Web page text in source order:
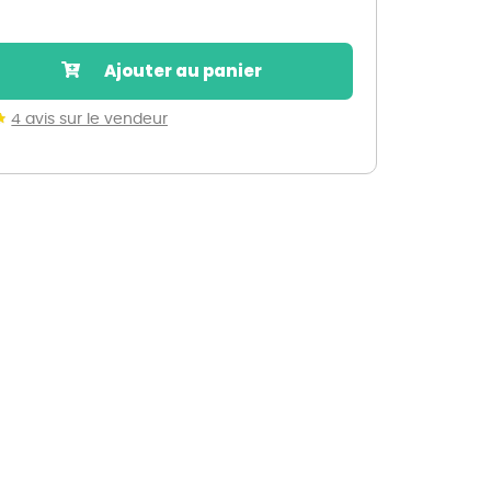
Mon potager
4 avis sur le vendeur
Ajouter au panier